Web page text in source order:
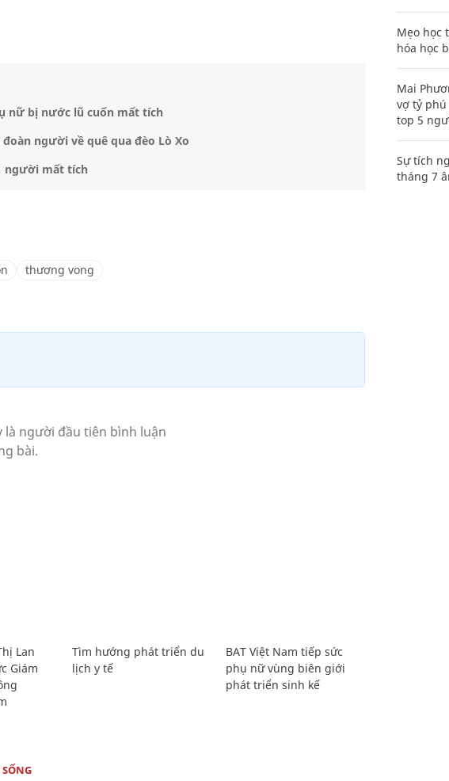
nữ bị nước lũ cuốn mất tích
người về quê qua đèo Lò Xo
người mất tích
thương vong
Lan
Giám
Tìm hướng phát triển du
lịch y tế
BAT Việt Nam tiếp sức
phụ nữ vùng biên giới
phát triển sinh kế
Mẹo học
hóa học
Mai
vợ tỷ
top 5
Sự tích
tháng 7